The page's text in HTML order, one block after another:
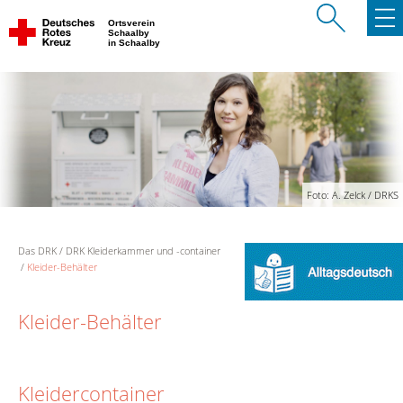
Ortsverein
Schaalby
in Schaalby
Foto: A. Zelck / DRKS
Das DRK
DRK Kleiderkammer und -container
Kleider-Behälter
Kleider-Behälter
Kleidercontainer